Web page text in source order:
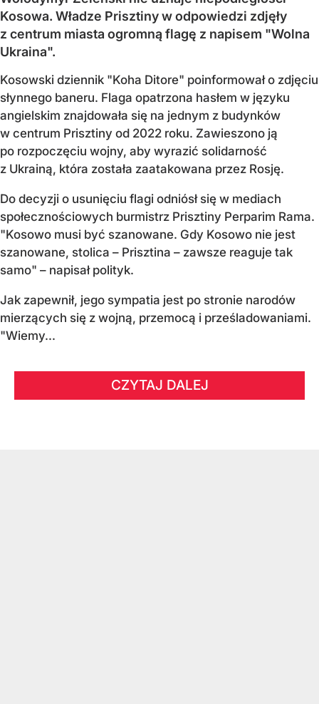
Kosowa. Władze Prisztiny w odpowiedzi zdjęły
z centrum miasta ogromną flagę z napisem "Wolna
Ukraina".
Kosowski dziennik "Koha Ditore" poinformował o zdjęciu
słynnego baneru. Flaga opatrzona hasłem w języku
angielskim znajdowała się na jednym z budynków
w centrum Prisztiny od 2022 roku. Zawieszono ją
po rozpoczęciu wojny, aby wyrazić solidarność
z Ukrainą, która została zaatakowana przez Rosję.
Do decyzji o usunięciu flagi odniósł się w mediach
społecznościowych burmistrz Prisztiny Perparim Rama.
"Kosowo musi być szanowane. Gdy Kosowo nie jest
szanowane, stolica – Prisztina – zawsze reaguje tak
samo" – napisał polityk.
Jak zapewnił, jego sympatia jest po stronie narodów
mierzących się z wojną, przemocą i prześladowaniami.
"Wiemy...
CZYTAJ DALEJ